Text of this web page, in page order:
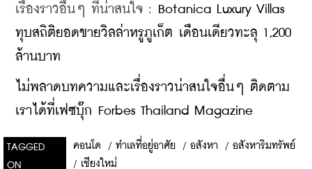
เรื่องราวอื่นๆ ที่น่าสนใจ : Botanica Luxury Villas
ทุบสถิติยอดขายวิลล่าหรูภูเก็ต เดือนเดียวทะลุ 1,200
ล้านบาท
ไม่พลาดบทความและเรื่องราวน่าสนใจอื่นๆ ติดตาม
เราได้ที่เฟซบุ๊ก Forbes Thailand Magazine
TAGGED
ON
คอนโด / ทำเลที่อยู่อาศัย / อสังหา / อสังหาริมทรัพย์
/ เชียงใหม่